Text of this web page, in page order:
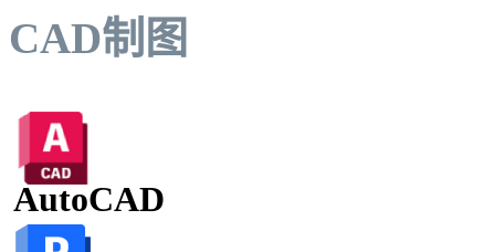
CAD制图
AutoCAD